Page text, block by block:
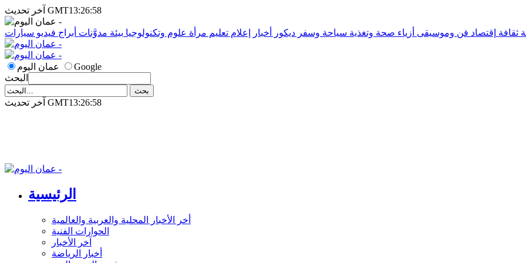
آخر تحديث GMT13:26:58
ثقافة إقتصاد فن وموسيقى أزياء صحة وتغذية سياحة وسفر ديكور أخبار إعلام تعليم مرأة علوم وتكنولوجيا بيئة مدوَّنات أبراج فيديو سيارات
عمان اليوم
Google
البحث
آخر تحديث GMT13:26:58
الرئيسية
أخر الأخبار المحلية والعربية والعالمية
الحوارات الفنية
آخر الأخبار
أخبار الرياضة